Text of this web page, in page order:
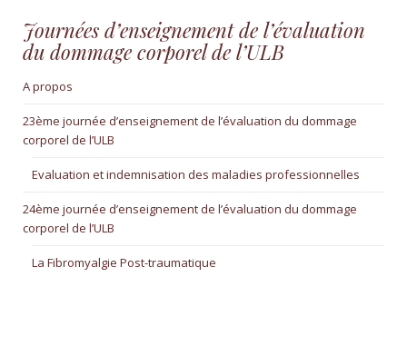
Journées d’enseignement de l’évaluation
du dommage corporel de l’ULB
A propos
23ème journée d’enseignement de l’évaluation du dommage
corporel de l’ULB
Evaluation et indemnisation des maladies professionnelles
24ème journée d’enseignement de l’évaluation du dommage
corporel de l’ULB
La Fibromyalgie Post-traumatique